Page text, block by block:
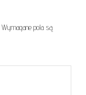
Wymagane pola są